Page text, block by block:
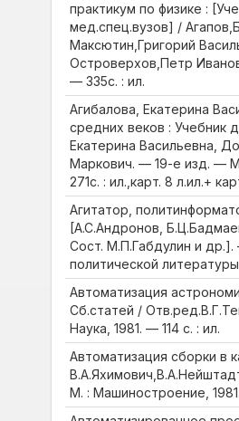
практикум по физике :
мед.спец.вузов] /
Максютин,Григорий
Островерхов,Петр
— 335с. : ил.
Агибалова, Екатерина
средних веков : Учебник
Екатерина Васильевна,
Маркович. — 19-е изд. —
271с. : ил.,карт. 8 л.ил.+
Агитатор,
[А.С.Андронов,
Сост. М.П.Габдулин и
политической
Автоматизация
Сб.статей /
Наука, 1981. — 114 с. : ил.
Автоматизация сборки в
М. : Машиностроение,